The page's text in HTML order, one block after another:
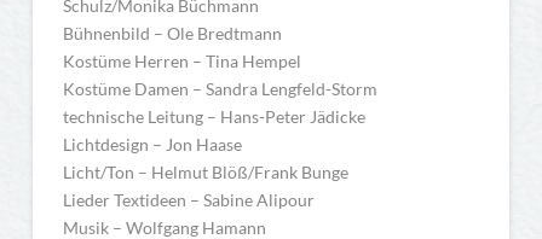
Schulz/Monika Büchmann
Bühnenbild – Ole Bredtmann
Kostüme Herren – Tina Hempel
Kostüme Damen – Sandra Lengfeld-Storm
technische Leitung – Hans-Peter Jädicke
Lichtdesign – Jon Haase
Licht/Ton – Helmut Blöß/Frank Bunge
Lieder Textideen – Sabine Alipour
Musik – Wolfgang Hamann